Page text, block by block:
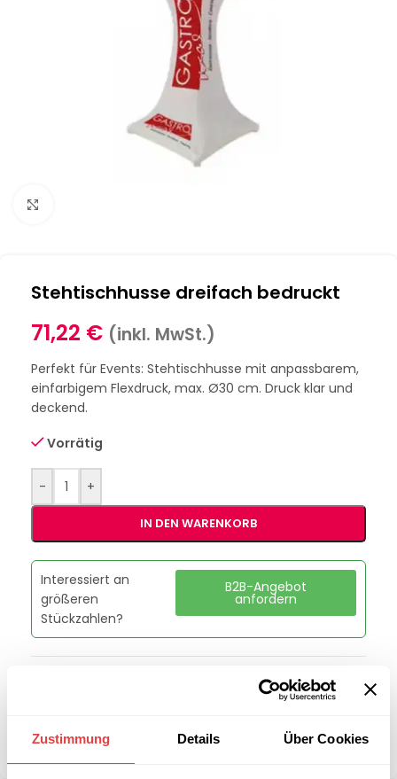
Zustimmung Details Über Cookies
Stehtischhusse dreifach bedruckt
71,22 € (inkl. MwSt.)
Perfekt für Events: Stehtischhusse mit anpassbarem,
einfarbigem Flexdruck, max. Ø30 cm. Druck klar und
deckend.
Vorrätig
- +
IN DEN WARENKORB
Interessiert an
größeren
Stückzahlen?
B2B-Angebot
anfordern